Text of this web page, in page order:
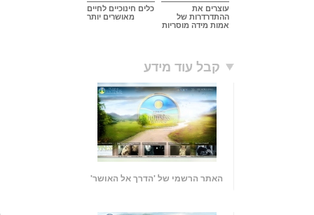
עוצרים את
ההתדרדרות של
אמות מידה מוסריות
כלים חינוכיים לחיים
מאושרים יותר
קבל עוד מידע
האתר הרשמי של 'הדרך אל האושר'